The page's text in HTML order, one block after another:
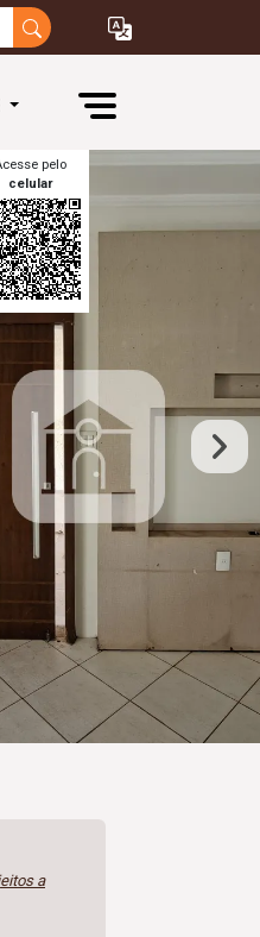
pelo
celular
a